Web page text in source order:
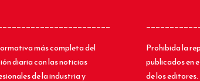
más completa del
diaria con las noticias
de la industria y
Prohibida la
publicados en
de los editores.